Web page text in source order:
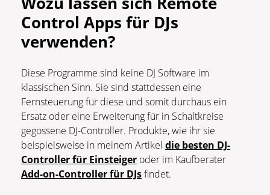
Control Apps für DJs
verwenden?
Diese Programme sind keine DJ Software im
klassischen Sinn. Sie sind stattdessen eine
Fernsteuerung für diese und somit durchaus ein
Ersatz oder eine Erweiterung für in Schaltkreise
gegossene DJ-Controller. Produkte, wie ihr sie
beispielsweise in meinem Artikel die besten DJ-
Controller für Einsteiger oder im Kaufberater
Add-on-Controller für DJsfindet.